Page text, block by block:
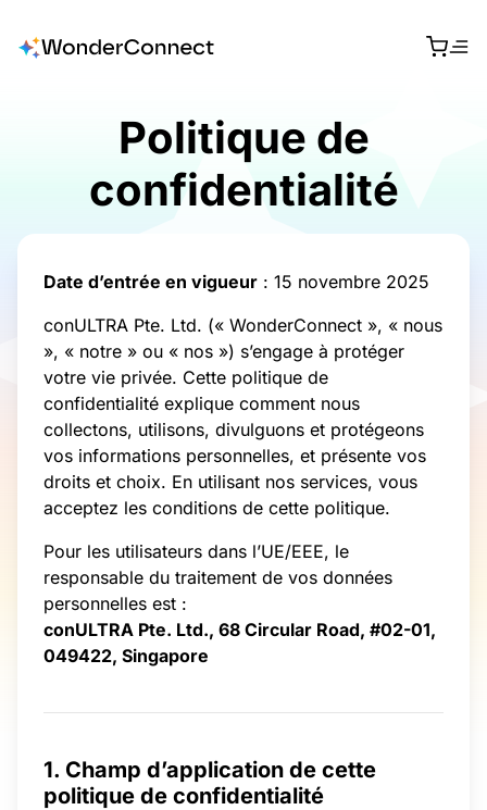
Politique de
confidentialité
Date d’entrée en vigueur : 15 novembre 2025
conULTRA Pte. Ltd. (« WonderConnect », « nous
», « notre » ou « nos ») s’engage à protéger
votre vie privée. Cette politique de
confidentialité explique comment nous
collectons, utilisons, divulguons et protégeons
vos informations personnelles, et présente vos
droits et choix. En utilisant nos services, vous
acceptez les conditions de cette politique.
Pour les utilisateurs dans l’UE/EEE, le
responsable du traitement de vos données
personnelles est :
conULTRA Pte. Ltd., 68 Circular Road, #02-01,
049422, Singapore
1. Champ d’application de cette
politique de confidentialité